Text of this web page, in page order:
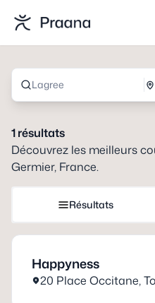
Lagree
1résultats
Découvrez les meilleurs
Germier, France.
Résultats
Happyness
20 Place Occitane,